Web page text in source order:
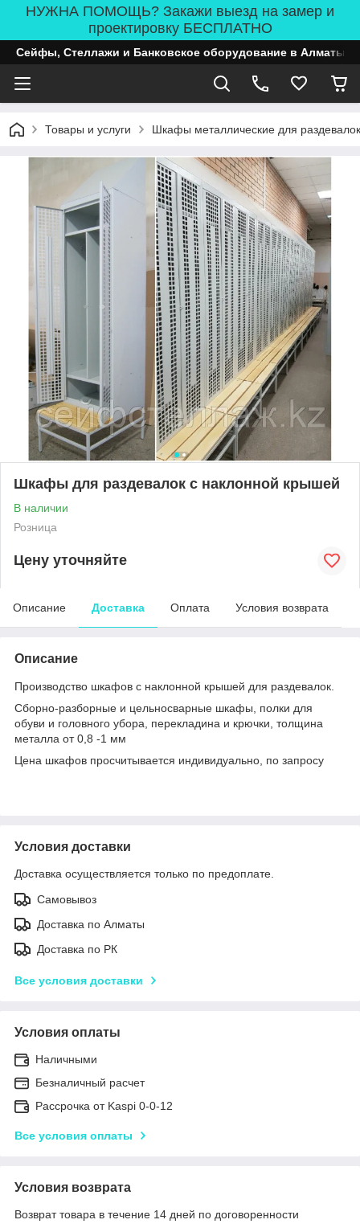
НУЖНА ПОМОЩЬ? Закажи выезд на замер и
проектировку БЕСПЛАТНО
Сейфы, Стеллажи и Банковское оборудование в Алматы
Товары и услуги Шкафы металлические для раздевалок
Шкафы для раздевалок с наклонной крышей
В наличии
Розница
Цену уточняйте
Описание Доставка Оплата Условия возврата
Описание
Производство шкафов с наклонной крышей для раздевалок.
Сборно-разборные и цельносварные шкафы, полки для
обуви и головного убора, перекладина и крючки, толщина
металла от 0,8 -1 мм
Цена шкафов просчитывается индивидуально, по запросу
Условия доставки
Доставка осуществляется только по предоплате.
Самовывоз
Доставка по Алматы
Доставка по РК
Все условия доставки
Условия оплаты
Наличными
Безналичный расчет
Рассрочка от Kaspi 0-0-12
Все условия оплаты
Условия возврата
Возврат товара в течение 14 дней по договоренности